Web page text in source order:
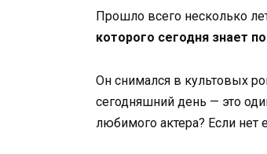
Прошло всего несколько
которого сегодня знает
Он снимался в культовых
сегодняшний день — это
любимого актера? Если нет